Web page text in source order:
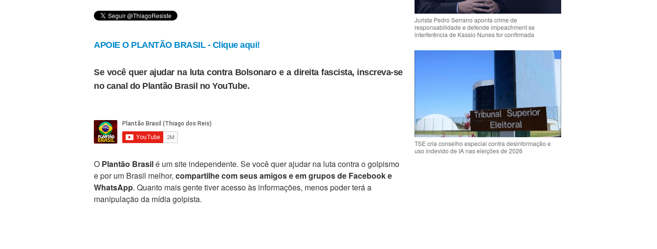
APOIE O PLANTÃO BRASIL - Clique aqui!
Se você quer ajudar na luta contra Bolsonaro e a direita fascista, inscreva-se
no canal do Plantão Brasil no YouTube.
O Plantão Brasilé um site independente. Se você quer ajudar na luta contra o golpismo
e por um Brasil melhor, compartilhe com seus amigos e em grupos de Facebook e
WhatsApp. Quanto mais gente tiver acesso às informações, menos poder terá a
manipulação da mídia golpista.
Jurista Pedro Serrano aponta crime de
responsabilidade e defende impeachment se
interferência de Kassio Nunes for confirmada
TSE cria conselho especial contra desinformação e
uso indevido de IA nas eleições de 2026